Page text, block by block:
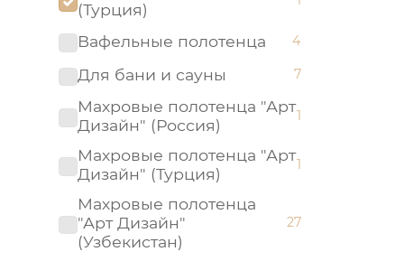
(Турция)
Вафельные полотенца 4
Для бани и сауны 7
Махровые полотенца "Арт
Дизайн" (Россия)
1
Махровые полотенца "Арт
Дизайн" (Турция)
1
Махровые полотенца
"Арт Дизайн"
(Узбекистан)
27